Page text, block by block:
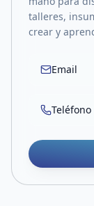
talleres,
crear y
Email
Teléfono